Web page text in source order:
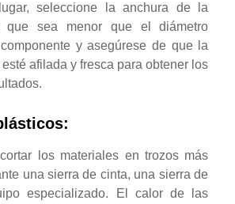
seleccione la anchura de la
que sea menor que el diámetro
y asegúrese de que la
afilada y fresca para obtener los
los materiales en trozos más
una sierra de cinta, una sierra de
especializado. El calor de las